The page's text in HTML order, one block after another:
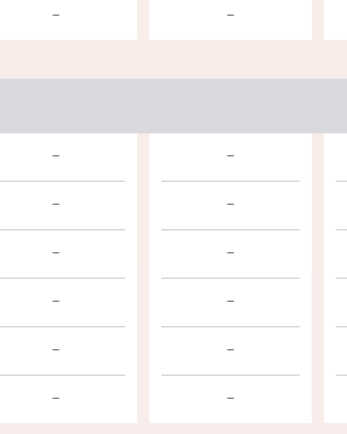
－ －
－
－
－
－
－
－
－
－
－
－
－
－